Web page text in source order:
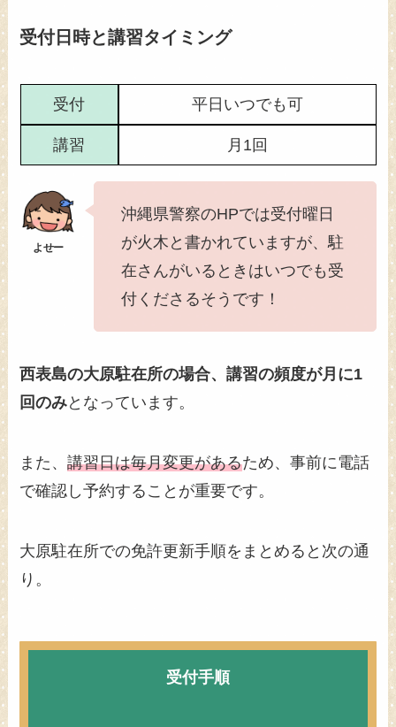
受付日時と講習タイミング
受付 平日いつでも可
講習 月1回
沖縄県警察のHPでは受付曜日
が火木と書かれていますが、駐
在さんがいるときはいつでも受
付くださるそうです！
西表島の大原駐在所の場合、講習の頻度が月に1
回のみとなっています。
また、講習日は毎月変更があるため、事前に電話
で確認し予約することが重要です。
大原駐在所での免許更新手順をまとめると次の通
り。
受付手順